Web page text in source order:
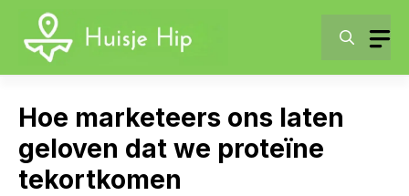
content
Hoe marketeers ons laten
geloven dat we proteïne
tekortkomen